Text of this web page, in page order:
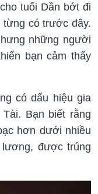
tuổi Dần bớt đi
từng có trước đây.
những người
bạn cảm thấy
có dấu hiệu gia
Bạn biết rằng
hơn dưới nhiều
được trúng